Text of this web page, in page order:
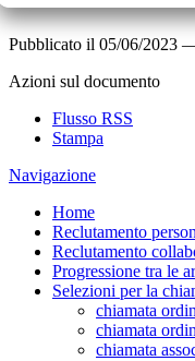
Pubblicato il 05/06/2023
Azioni sul documento
Flusso RSS
Stampa
Navigazione
Home
Reclutamento
Reclutamento
Progressione tra le
Selezioni per la
chiamata
chiamata
chiamata